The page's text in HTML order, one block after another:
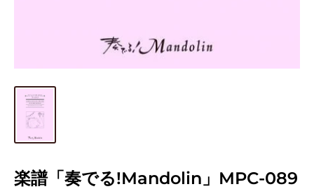
楽譜「奏でる!Mandolin」MPC-089